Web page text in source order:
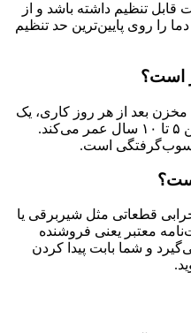
تنظیم داشته باشد و از
را روی پایین‌ترین حد تنظیم
است؟
مخزن بعد از هر روز کاری، یک
مدل خوب (چه ترک و چه ایرانی) بین ۵ تا ۱۰ سال عمر می‌کند.
رسوب‌گرفتگی است.
قطعاتی مثل شیربرقی یا
معتبر یعنی فروشنده
و شما بابت پیدا کردن